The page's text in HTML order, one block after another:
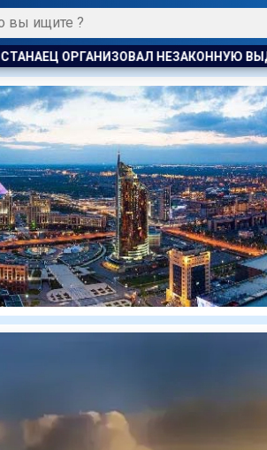
ВЫДАЧУ ЗАЙМОВ ПОД 120 % ГОДОВЫХ